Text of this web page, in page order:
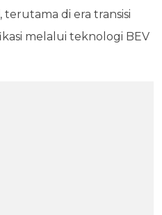
di era transisi
melalui teknologi BEV